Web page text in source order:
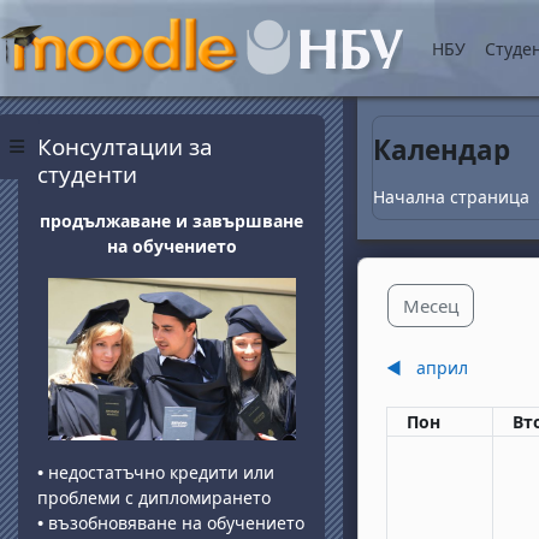
Прескочи на
Страничен панел
НБУ
Календар
Начална страница
Месец
◀︎ април
Понеделник
Пон
Блокове
Консултации за
студенти
продължаване и завършване
на обучението
• недостатъчно кредити или
проблеми с дипломирането
• възобновяване на обучението